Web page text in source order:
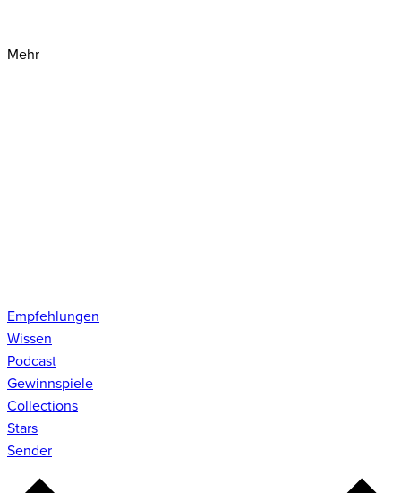
Mehr
Empfehlungen
Wissen
Podcast
Gewinnspiele
Collections
Stars
Sender